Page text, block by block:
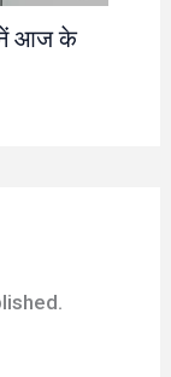
आज के